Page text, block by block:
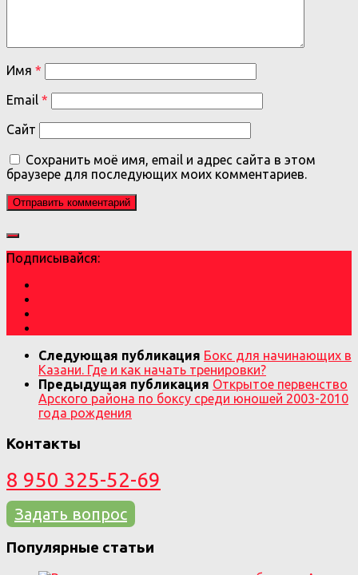
Имя *
Email *
Сайт
Сохранить моё имя, email и адрес сайта в этом
браузере для последующих моих комментариев.
Подписывайся:
Следующая публикация Бокс для начинающих в
Казани. Где и как начать тренировки?
Предыдущая публикация Открытое первенство
Арского района по боксу среди юношей 2003-2010
года рождения
Контакты
8 950 325-52-69
Задать вопрос
Популярные статьи